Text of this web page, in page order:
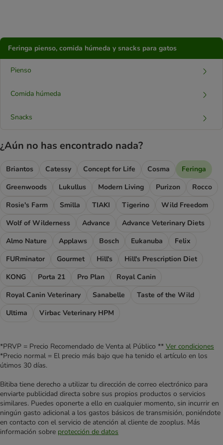
Feringa pienso, comida húmeda y snacks para gatos
Pienso
Comida húmeda
Snacks
¿Aún no has encontrado nada?
Briantos Catessy Concept for Life Cosma
Feringa
Greenwoods
Lukullus Modern Living Purizon
Rocco
Rosie's Farm
Smilla TIAKI Tigerino
Wild Freedom
Wolf of Wilderness
Advance
Advance Veterinary Diets
Almo Nature
Applaws Bosch Eukanuba
Felix
FURminator
Gourmet Hill's
Hill's Prescription Diet
KONG
Porta 21 Pro Plan
Royal Canin
Royal Canin Veterinary
Sanabelle
Taste of the Wild
Ultima
Virbac Veterinary HPM
*PRVP = Precio Recomendado de Venta al Público ** Ver condiciones
*Precio normal = El precio más bajo que ha tenido el artículo en los
útimos 30 días.
Bitiba tiene derecho a utilizar tu dirección de correo electrónico para
enviarte publicidad directa sobre sus propios productos o servicios
similares. Puedes oponerte a ello en cualquier momento, sin incurrir en
ningún gasto adicional a los gastos básicos de transmisión, poniéndote
en contacto con el servicio de atención al cliente de zooplus. Más
información sobre protección de datos